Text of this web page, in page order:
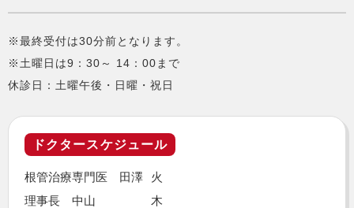
※最終受付は30分前となります。
※土曜日は9：30～ 14：00まで
休診日：土曜午後・日曜・祝日
ドクタースケジュール
根管治療専門医 田澤
火
理事長 中山
木